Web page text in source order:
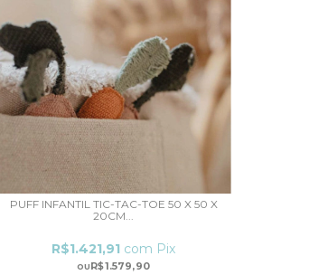
PUFF INFANTIL TIC-TAC-TOE 50 X 50 X
20CM...
R$1.579,90
R$1.421,91 com Pix